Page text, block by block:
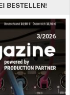
BESTELLEN!